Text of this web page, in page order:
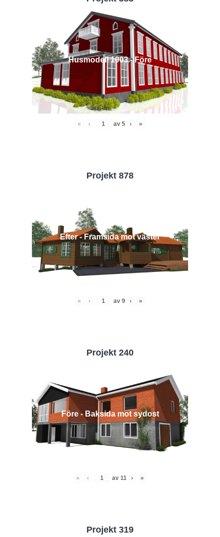
Husmodell 1003 - Före
« ‹ av 5 › »
Projekt 878
Efter - Framsida mot väster
« ‹ av 9 › »
Projekt 240
Före - Baksida mot sydost
« ‹ av 11 › »
Projekt 319